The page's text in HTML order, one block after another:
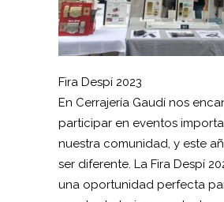
Fira Despí 2023
En Cerrajería Gaudí nos
participar en eventos
nuestra comunidad, y este
ser diferente. La Fira Despí
una oportunidad perfecta